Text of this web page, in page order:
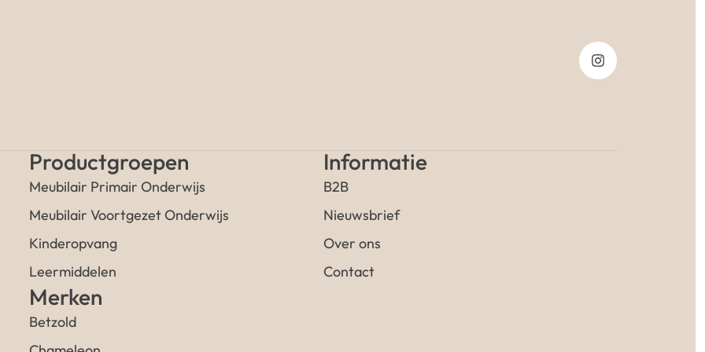
Productgroepen
Meubilair Primair Onderwijs
Meubilair Voortgezet Onderwijs
Kinderopvang
Leermiddelen
Merken
Betzold
Informatie
B2B
Nieuwsbrief
Over ons
Contact